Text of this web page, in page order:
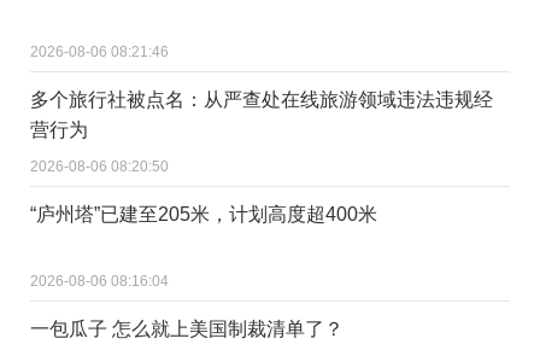
2026-08-06 08:21:46
多个旅行社被点名：从严查处在线旅游领域违法违规经
营行为
2026-08-06 08:20:50
“庐州塔”已建至205米，计划高度超400米
2026-08-06 08:16:04
一包瓜子 怎么就上美国制裁清单了？